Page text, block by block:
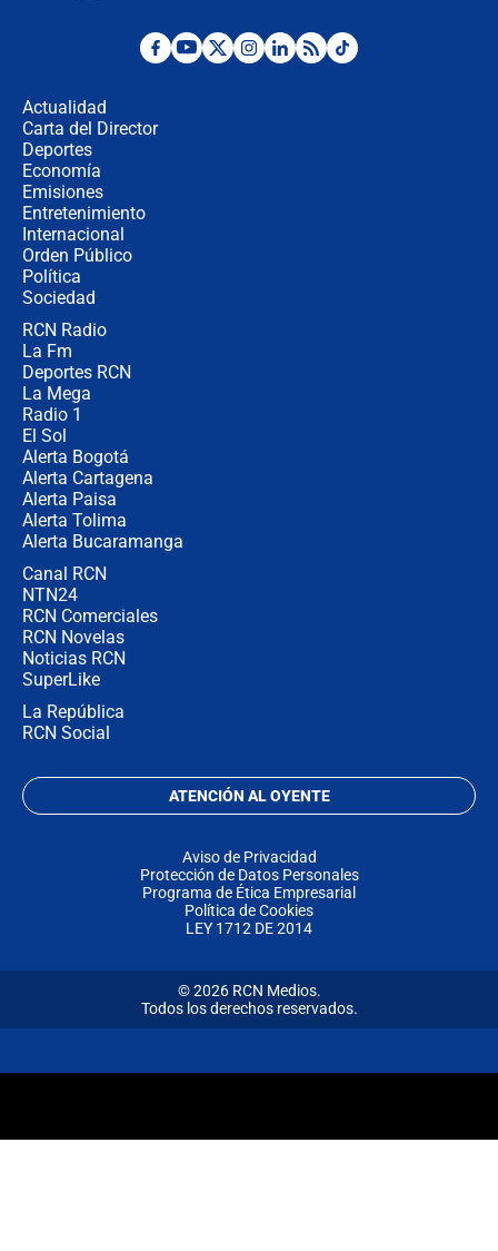
¿Por qué De la Espriella gobernará
Actualidad
Carta del Director
Deportes
Economía
Emisiones
Entretenimiento
Internacional
Orden Público
Política
Sociedad
RCN Radio
La Fm
Deportes RCN
La Mega
Radio 1
El Sol
Alerta Bogotá
Alerta Cartagena
Alerta Paisa
Alerta Tolima
Alerta Bucaramanga
Canal RCN
NTN24
RCN Comerciales
RCN Novelas
Noticias RCN
SuperLike
La República
RCN Social
ATENCIÓN AL OYENTE
Aviso de Privacidad
Protección de Datos Personales
Programa de Ética Empresarial
Política de Cookies
LEY 1712 DE 2014
© 2026 RCN Medios.
Todos los derechos reservados.